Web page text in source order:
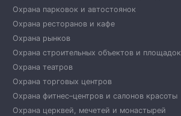
Охрана парковок и автостоянок
Охрана ресторанов и кафе
Охрана рынков
Охрана строительных объектов и площадок
Охрана театров
Охрана торговых центров
Охрана фитнес–центров и салонов красоты
Охрана церквей, мечетей и монастырей